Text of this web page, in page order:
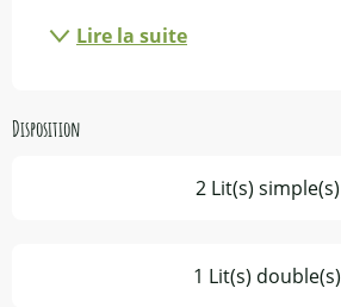
Lire la suite
Disposition
2 Lit(s) simple(s)
1 Lit(s) double(s)